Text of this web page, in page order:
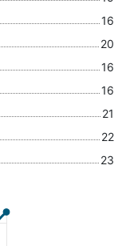
16
20
16
16
21
22
23